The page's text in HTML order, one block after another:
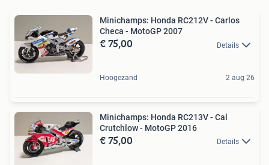
Minichamps: Honda RC212V - Carlos
Checa - MotoGP 2007
€ 75,00 Details
Hoogezand 2 aug 26
Minichamps: Honda RC213V - Cal
Crutchlow - MotoGP 2016
€ 75,00 Details